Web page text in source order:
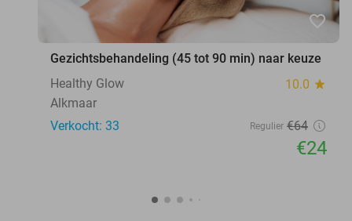
favorite_border
Gezichtsbehandeling (45 tot 90 min) naar keuze
Healthy Glow
10.0 star
Alkmaar
Verkocht: 33
Regulier €64
€24